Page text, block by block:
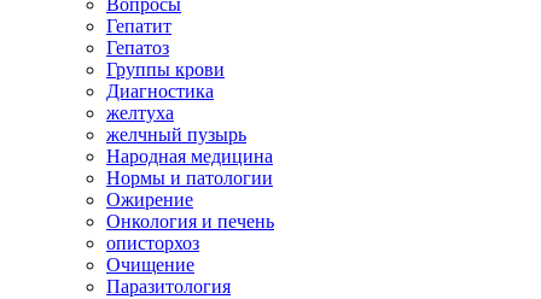
Вопросы
Гепатит
Гепатоз
Группы крови
Диагностика
желтуха
желчный пузырь
Народная медицина
Нормы и патологии
Ожирение
Онкология и печень
описторхоз
Очищение
Паразитология